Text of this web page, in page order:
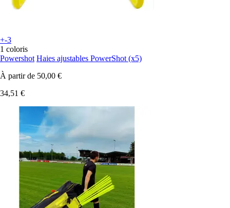
+-3
1 coloris
Powershot Haies ajustables PowerShot (x5)
À partir de 50,00 €
34,51 €